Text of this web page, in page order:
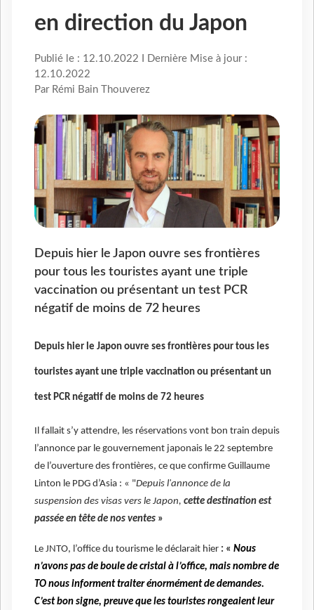
en direction du Japon
Publié le : 12.10.2022 I Dernière Mise à jour :
12.10.2022
Par Rémi Bain Thouverez
Depuis hier le Japon ouvre ses frontières
pour tous les touristes ayant une triple
vaccination ou présentant un test PCR
négatif de moins de 72 heures
Depuis hier le Japon ouvre ses frontières pour tous les
touristes ayant une triple vaccination ou présentant un
test PCR négatif de moins de 72 heures
Il fallait s’y attendre, les réservations vont bon train depuis
l’annonce par le gouvernement japonais le 22 septembre
de l’ouverture des frontières, ce que confirme Guillaume
Linton le PDG d’Asia : « "Depuis l'annonce de la
suspension des visas vers le Japon, cette destination est
passée en tête de nos ventes »
Le JNTO, l’office du tourisme le déclarait hier : « Nous
n’avons pas de boule de cristal à l’office, mais nombre de
TO nous informent traiter énormément de demandes.
C’est bon signe, preuve que les touristes rongeaient leur